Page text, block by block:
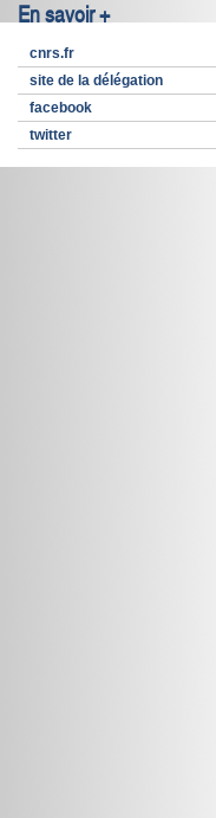
En savoir +
cnrs.fr
site de la délégation
facebook
twitter